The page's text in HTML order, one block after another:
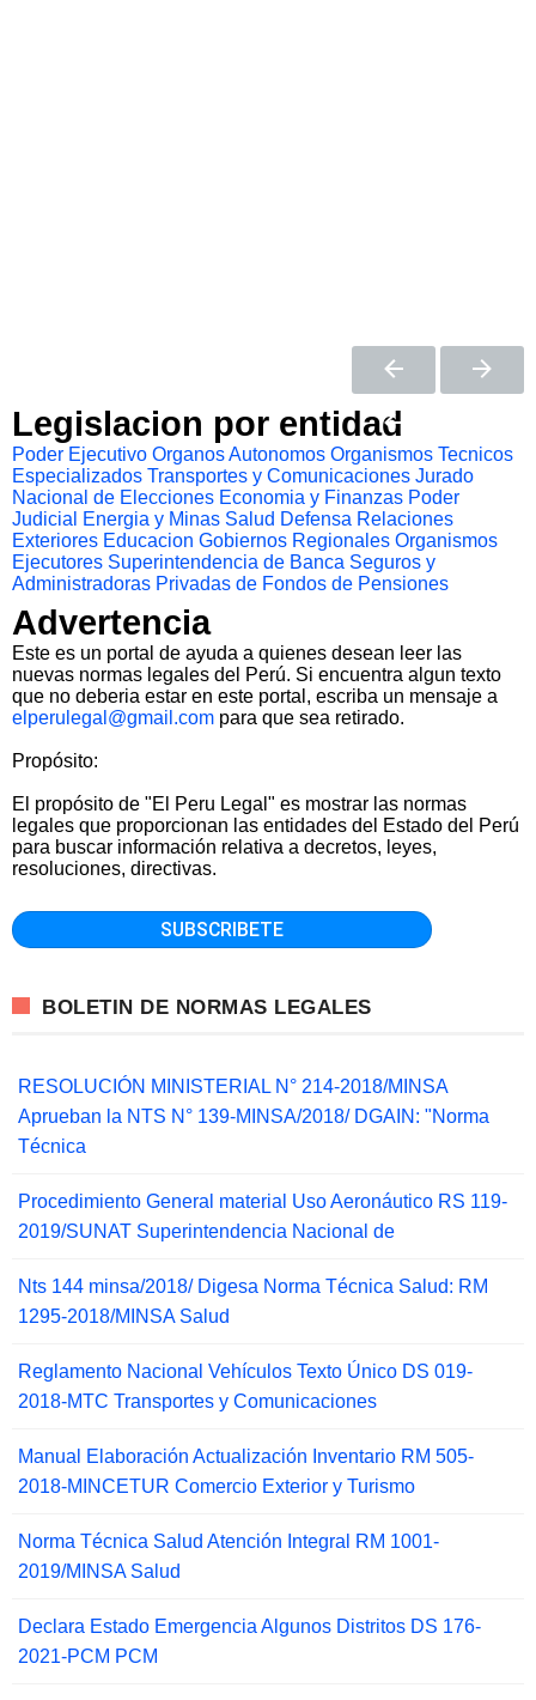
Legislacion por entidad
Poder Ejecutivo Organos Autonomos Organismos Tecnicos
Especializados Transportes y Comunicaciones Jurado
Nacional de Elecciones Economia y Finanzas Poder
Judicial
Energia y Minas Salud Defensa Relaciones
Exteriores Educacion Gobiernos Regionales Organismos
Ejecutores Superintendencia de Banca Seguros y
Administradoras Privadas de Fondos de Pensiones
Advertencia
Este es un portal de ayuda a quienes desean leer las
nuevas normas legales del Perú. Si encuentra algun texto
que no deberia estar en este portal, escriba un mensaje a
elperulegal@gmail.com para que sea retirado.
Propósito:
El propósito de "El Peru Legal" es mostrar las normas
legales que proporcionan las entidades del Estado del Perú
para buscar información relativa a decretos, leyes,
resoluciones, directivas.
BOLETIN DE NORMAS LEGALES
RESOLUCIÓN MINISTERIAL N° 214-2018/MINSA
Aprueban la NTS N° 139-MINSA/2018/ DGAIN: "Norma
Técnica
Procedimiento General material Uso Aeronáutico RS 119-
2019/SUNAT Superintendencia Nacional de
Nts 144 minsa/2018/ Digesa Norma Técnica Salud: RM
1295-2018/MINSA Salud
Reglamento Nacional Vehículos Texto Único DS 019-
2018-MTC Transportes y Comunicaciones
Manual Elaboración Actualización Inventario RM 505-
2018-MINCETUR Comercio Exterior y Turismo
Norma Técnica Salud Atención Integral RM 1001-
2019/MINSA Salud
Declara Estado Emergencia Algunos Distritos DS 176-
2021-PCM PCM